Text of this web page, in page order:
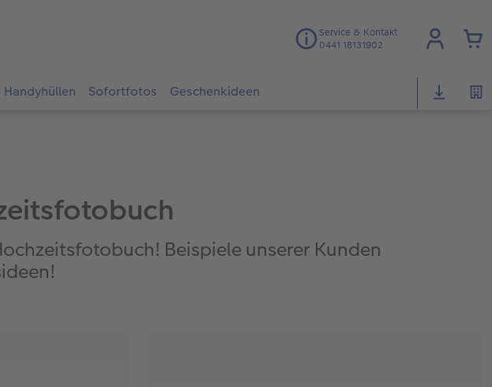
Service & Kontakt
0441 18131902
Handyhüllen Sofortfotos Geschenkideen
Beispiele unserer Kunden